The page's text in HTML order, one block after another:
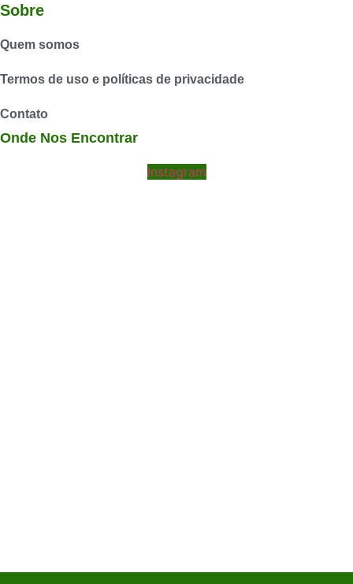
Sobre
Quem somos
Termos de uso e políticas de privacidade
Contato
Onde Nos Encontrar
Instagram